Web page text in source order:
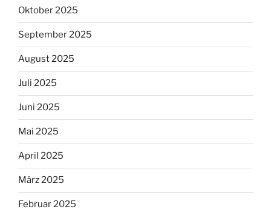
Oktober 2025
September 2025
August 2025
Juli 2025
Juni 2025
Mai 2025
April 2025
März 2025
Februar 2025